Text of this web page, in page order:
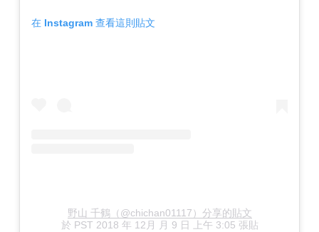
在 Instagram 查看這則貼文
野山 千鶴（@chichan01117）分享的貼文
於 PST 2018 年 12月 月 9 日 上午 3:05 張貼